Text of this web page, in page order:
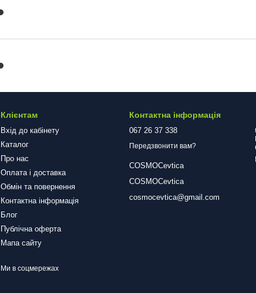
Клієнтам
Вхід до кабінету
Каталог
Про нас
Оплата і доставка
Обмін та повернення
Контактна інформація
Блог
Публічна оферта
Мапа сайту
Ми в соцмережах
Контактна інформація
067 26 37 338
Передзвонити вам?
COSMOCevtica
COSMOCevtica
cosmocevtica@gmail.com